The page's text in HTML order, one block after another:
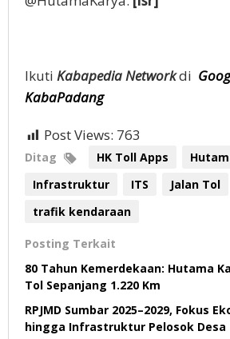
Ikuti KabapediaNetworkdi
KabaPadang
Post Views: 763
Ditag HK Toll Apps
Infrastruktur
ITS Jalan Tol
trafik kendaraan
Posting Terkait
80 Tahun Kemerdekaan: Hutama
Tol Sepanjang 1.220 Km
RPJMD Sumbar 2025–2029, Fokus
hingga Infrastruktur Pelosok Desa